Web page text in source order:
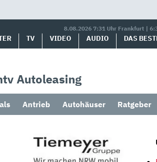
8.08.2026 7:31 Uhr Frankfurt |
TV VIDEO AUDIO DAS
Autoleasing
Antrieb Autohäuser Ratgeber